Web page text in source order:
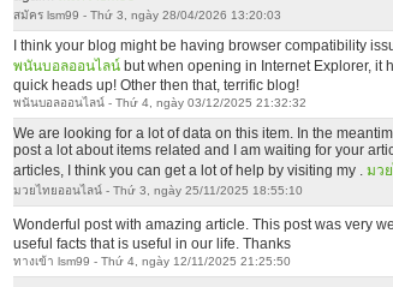
สมัคร lsm99 - Thứ 3, ngày 28/04/2026 13:20:03
I think your blog might be having browser compatibility
พนันบอลออนไลน์but when opening in Internet Explorer, it
quick heads up! Other then that, terrific blog!
พนันบอลออนไลน์ - Thứ 4, ngày 03/12/2025 21:32:32
We are looking for a lot of data on this item. In the
post a lot about items related and I am waiting for your
articles, I think you can get a lot of help by visiting my . มว
มวยไทยออนไลน์ - Thứ 3, ngày 25/11/2025 18:55:10
Wonderful post with amazing article. This post was very
useful facts that is useful in our life. Thanks
ทางเข้า lsm99 - Thứ 4, ngày 12/11/2025 21:25:50